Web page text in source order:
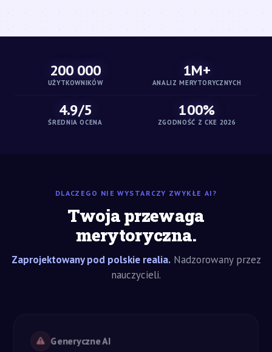
200 000
UŻYTKOWNIKÓW
1M+
ANALIZ MERYTORYCZNYCH
4.9/5
ŚREDNIA OCENA
100%
ZGODNOŚĆ Z CKE 2026
DLACZEGO NIE WYSTARCZY ZWYKŁE AI?
Twoja przewaga
merytoryczna.
Zaprojektowany pod polskie realia.Nadzorowany przez
nauczycieli.
Generyczne AI